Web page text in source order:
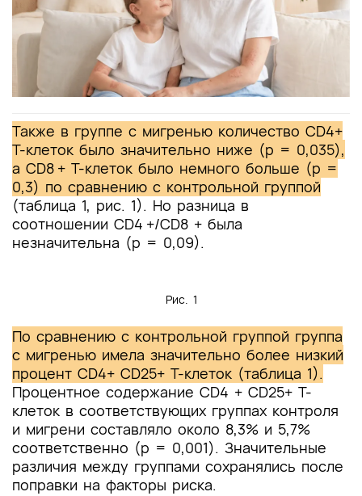
Также в группе с мигренью количество CD4+
Т-клеток было значительно ниже (p = 0,035),
а CD8 + T-клеток было немного больше (p =
0,3) по сравнению с контрольной группой
(таблица 1, рис. 1). Но разница в
соотношении CD4 +/CD8 + была
незначительна (р = 0,09).
Рис. 1
По сравнению с контрольной группой группа
с мигренью имела значительно более низкий
процент CD4+ CD25+ T-клеток (таблица 1).
Процентное содержание CD4 + CD25+ Т-
клеток в соответствующих группах контроля
и мигрени составляло около 8,3% и 5,7%
соответственно (p = 0,001). Значительные
различия между группами сохранялись после
поправки на факторы риска.